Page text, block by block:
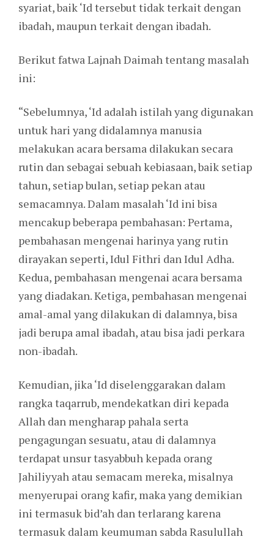
syariat, baik ‘Id tersebut tidak terkait dengan
ibadah, maupun terkait dengan ibadah.
Berikut fatwa Lajnah Daimah tentang masalah
ini:
“Sebelumnya, ‘Id adalah istilah yang digunakan
untuk hari yang didalamnya manusia
melakukan acara bersama dilakukan secara
rutin dan sebagai sebuah kebiasaan, baik setiap
tahun, setiap bulan, setiap pekan atau
semacamnya. Dalam masalah ‘Id ini bisa
mencakup beberapa pembahasan: Pertama,
pembahasan mengenai harinya yang rutin
dirayakan seperti, Idul Fithri dan Idul Adha.
Kedua, pembahasan mengenai acara bersama
yang diadakan. Ketiga, pembahasan mengenai
amal-amal yang dilakukan di dalamnya, bisa
jadi berupa amal ibadah, atau bisa jadi perkara
non-ibadah.
Kemudian, jika ‘Id diselenggarakan dalam
rangka taqarrub, mendekatkan diri kepada
Allah dan mengharap pahala serta
pengagungan sesuatu, atau di dalamnya
terdapat unsur tasyabbuh kepada orang
Jahiliyyah atau semacam mereka, misalnya
menyerupai orang kafir, maka yang demikian
ini termasuk bid’ah dan terlarang karena
termasuk dalam keumuman sabda Rasulullah